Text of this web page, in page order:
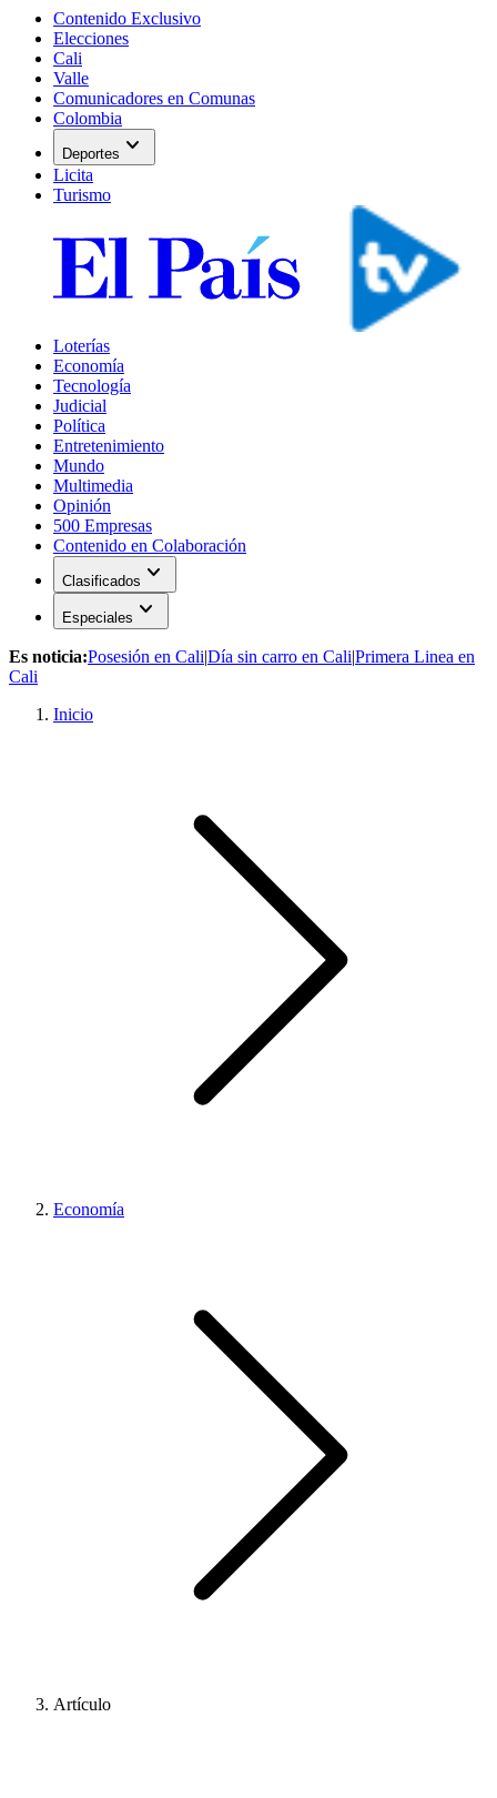
Contenido Exclusivo
Elecciones
Cali
Valle
Comunicadores en Comunas
Colombia
Deportes expand_more
Licita
Turismo
Loterías
Economía
Tecnología
Judicial
Política
Entretenimiento
Mundo
Multimedia
Opinión
500 Empresas
Contenido en Colaboración
Clasificados expand_more
Especiales expand_more
Es noticia:Posesión en Cali|Día sin carro en Cali|Primera Linea en
Cali
Inicio
Economía
Artículo